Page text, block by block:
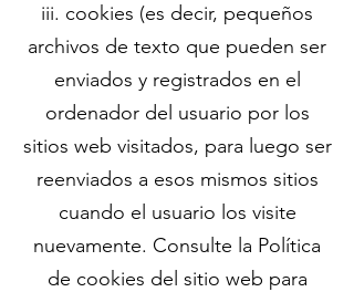
iii. cookies (es decir, pequeños
archivos de texto que pueden ser
enviados y registrados en el
ordenador del usuario por los
sitios web visitados, para luego ser
reenviados a esos mismos sitios
cuando el usuario los visite
nuevamente. Consulte la Política
de cookies del sitio web para